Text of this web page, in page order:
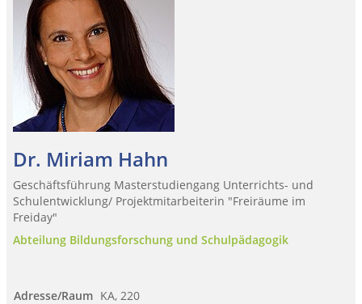
Dr. Miriam Hahn
Geschäftsführung Masterstudiengang Unterrichts- und
Schulentwicklung/ Projektmitarbeiterin "Freiräume im
Freiday"
Abteilung Bildungsforschung und Schulpädagogik
Adresse/Raum KA, 220